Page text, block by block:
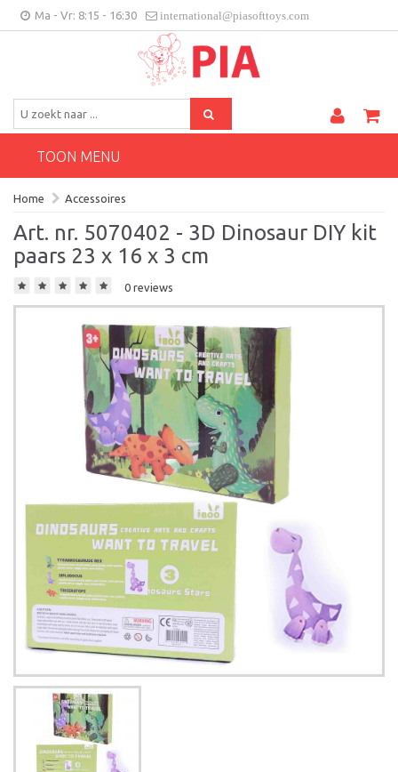
Ma - Vr: 8:15 - 16:30 international@piasofttoys.com
Klantenfeedback
BE/NL
TOON MENU
Home Accessoires
Art. nr. 5070402 - 3D Dinosaur DIY kit
paars 23 x 16 x 3 cm
0 reviews